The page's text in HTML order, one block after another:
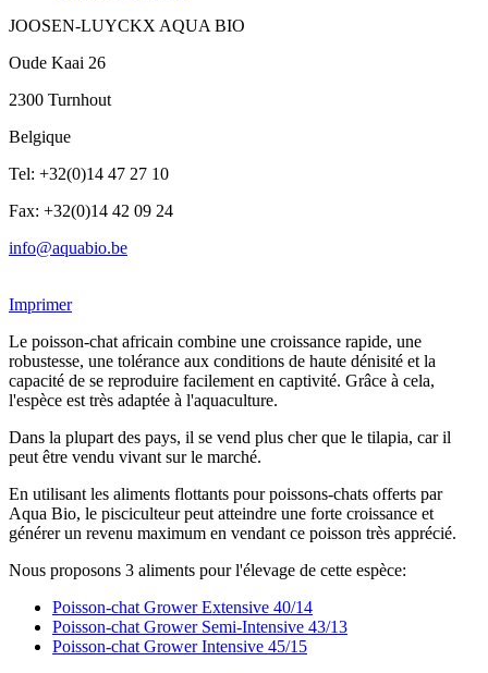
JOOSEN-LUYCKX AQUA BIO
Oude Kaai 26
2300 Turnhout
Belgique
Tel: +32(0)14 47 27 10
Fax: +32(0)14 42 09 24
info@aquabio.be
Imprimer
Le poisson-chat africain combine une croissance rapide, une
robustesse, une tolérance aux conditions de haute dénisité et la
capacité de se reproduire facilement en captivité. Grâce à cela,
l'espèce est très adaptée à l'aquaculture.
Dans la plupart des pays, il se vend plus cher que le tilapia, car il
peut être vendu vivant sur le marché.
En utilisant les aliments flottants pour poissons-chats offerts par
Aqua Bio, le pisciculteur peut atteindre une forte croissance et
générer un revenu maximum en vendant ce poisson très apprécié.
Nous proposons 3 aliments pour l'élevage de cette espèce:
Poisson-chat Grower Extensive 40/14
Poisson-chat Grower Semi-Intensive 43/13
Poisson-chat Grower Intensive 45/15